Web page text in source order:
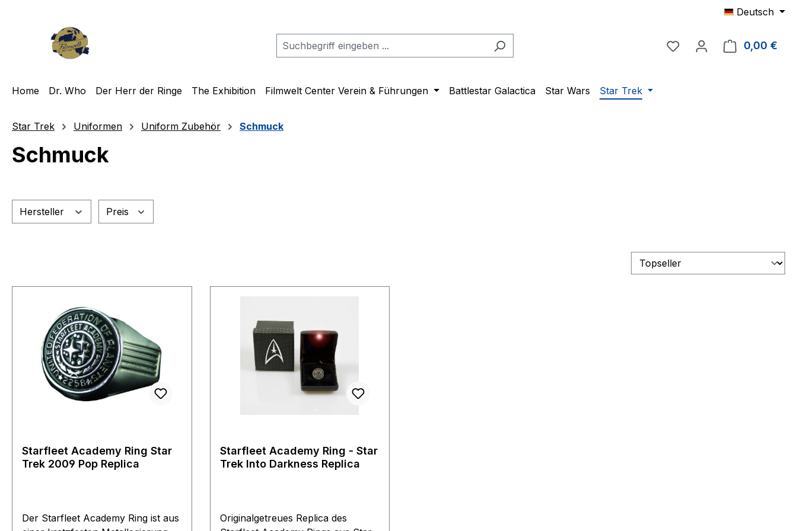
Deutsch
Du hast 0 Produkte auf
0,00 €
Home Dr. Who Der Herr der Ringe The Exhibition Filmwelt Center Verein & Führungen Battlestar Galactica Star Wars Star Trek
Star Trek Uniformen Uniform Zubehör Schmuck
Schmuck
Hersteller Preis
Starfleet Academy Ring Star
Trek 2009 Pop Replica
Der Starfleet Academy Ring ist aus
Starfleet Academy Ring - Star
Trek Into Darkness Replica
Originalgetreues Replica des